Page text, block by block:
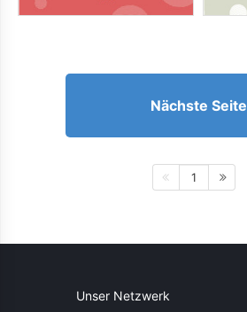
Nächste Seite
1
Unser Netzwerk